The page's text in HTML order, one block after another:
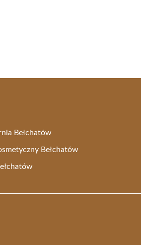
Bełchatów
Bełchatów